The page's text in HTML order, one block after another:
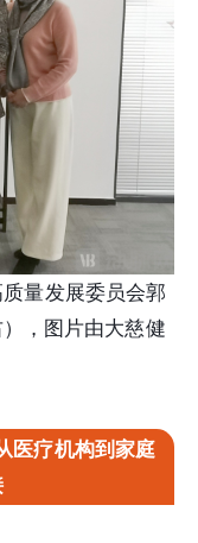
量发展委员会郭
，图片由大慈健
医疗机构到家庭